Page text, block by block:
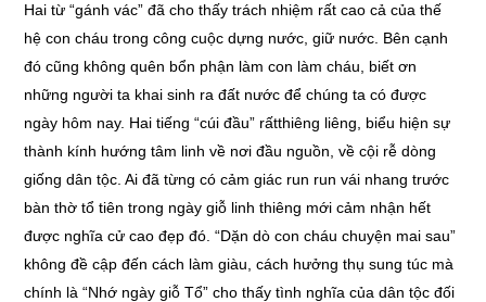
Hai từ “gánh vác” đã cho thấy trách nhiệm rất cao cả của thế
hệ con cháu trong công cuộc dựng nước, giữ nước. Bên cạnh
đó cũng không quên bổn phận làm con làm cháu, biết ơn
những người ta khai sinh ra đất nước để chúng ta có được
ngày hôm nay. Hai tiếng “cúi đầu” rấtthiêng liêng, biểu hiện sự
thành kính hướng tâm linh về nơi đầu nguồn, về cội rễ dòng
giống dân tộc. Ai đã từng có cảm giác run run vái nhang trước
bàn thờ tổ tiên trong ngày giỗ linh thiêng mới cảm nhận hết
được nghĩa cử cao đẹp đó. “Dặn dò con cháu chuyện mai sau”
không đề cập đến cách làm giàu, cách hưởng thụ sung túc mà
chính là “Nhớ ngày giỗ Tổ” cho thấy tình nghĩa của dân tộc đối